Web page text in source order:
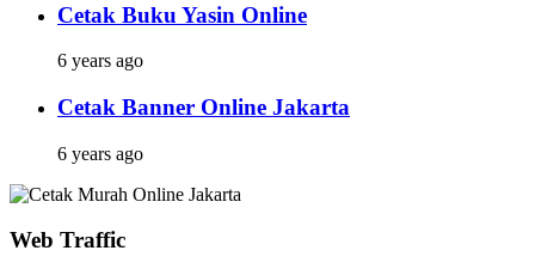
Cetak Buku Yasin Online
6 years ago
Cetak Banner Online Jakarta
6 years ago
Web Traffic